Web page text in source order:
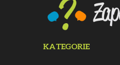
KATEGORIE